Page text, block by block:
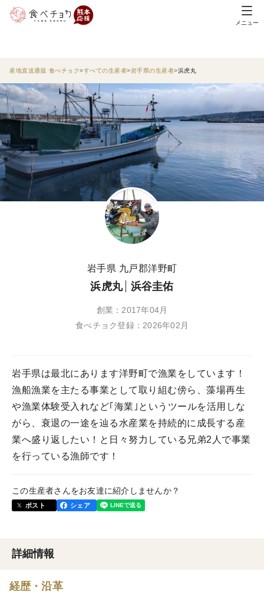
メニュー
産地直送通販 食べチョク すべての生産者 岩手県の生産者 浜虎丸
岩手県 九戸郡洋野町
浜虎丸 浜谷圭佑
創業：2017年04月
食べチョク登録：2026年02月
岩手県は最北にあります洋野町で漁業をしています！
漁船漁業を主たる事業として取り組む傍ら、藻場再生
や漁業体験受入れなど｢海業｣というツールを活用しな
がら、衰退の一途を辿る水産業を持続的に成長する産
業へ盛り返したい！と日々努力している兄弟2人で事業
を行っている漁師です！
この生産者さんをお友達に紹介しませんか？
ポスト シェア
詳細情報
経歴・沿革